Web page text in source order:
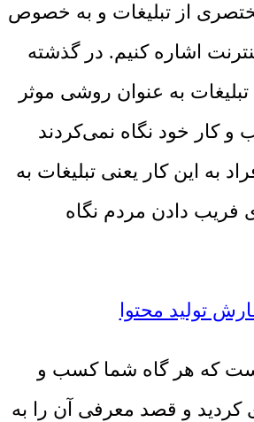
از تبلیغات و به خصوص
اشاره کنیم. در گذشته
به عنوان روشی موثر
کار خود نگاه نمی‌کردند
به این کار یعنی تبلیغات به
فریب دادن مردم نگاه
تولید محتوا
است که هر گاه شما کسب و
کردید و قصد معرفی آن را به